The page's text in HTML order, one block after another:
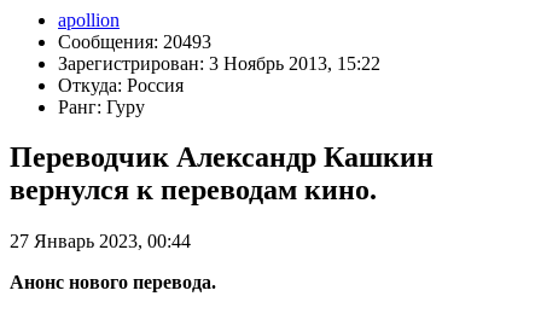
apollion
Сообщения: 20493
Зарегистрирован: 3 Ноябрь 2013, 15:22
Откуда: Россия
Ранг: Гуру
Переводчик Александр Кашкин
вернулся к переводам кино.
27 Январь 2023, 00:44
Анонс нового перевода.